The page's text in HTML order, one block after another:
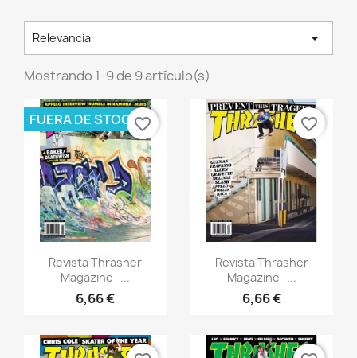
Relevancia 
Mostrando 1-9 de 9 artículo(s)
Vista rápida
Revista Thrasher
Magazine -...
6,66 €
FUERA DE STOCKfavorite_border
Vista rápida
Revista Thrasher
Magazine -...
6,66 €
favorite_border